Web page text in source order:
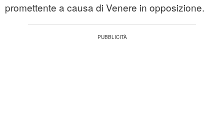
promettente a causa di Venere in opposizione.